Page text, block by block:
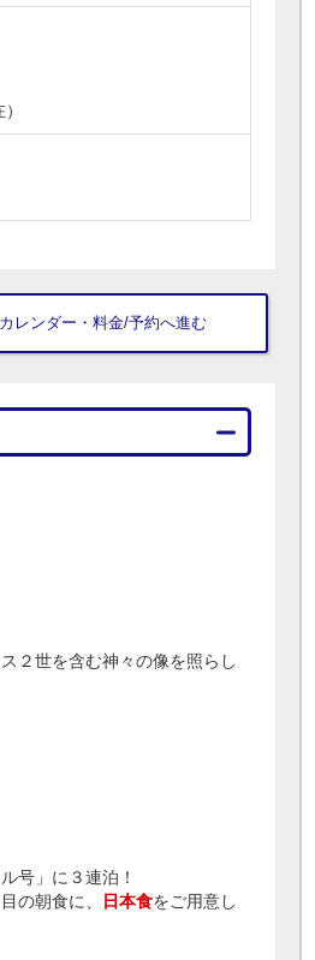
カレンダー・料金/予約へ進む
２世を含む神々の像を照らし
号」に３連泊！
の朝食に、
日本食をご用意し